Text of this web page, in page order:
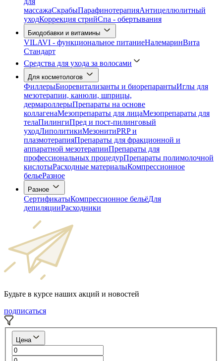
массажаСкрабыПарафинотерапияАнтицеллюлитный
уходКоррекция стрийСпа - обертывания
Биодобавки и витамины
VILAVI - функциональное питаниеНалемаринВита
Стандарт
Средства для ухода за волосами
Для косметологов
ФиллерыБиоревитализанты и биорепарантыИглы для
мезотерапии, канюли, шприцы,
дермароллерыПрепараты на основе
коллагенаМезопрепараты для лицаМезопрепараты для
телаПилингиПред и пост-пилинговый
уходЛиполитикиМезонитиPRP и
плазмотерапияПрепараты для фракционной и
аппаратной мезотерапииПрепараты для
профессиональных процедурПрепараты полимолочной
кислотыРасходные материалыКомпрессионное
бельеРазное
Разное
СертификатыКомпрессионное бельёДля
депиляцииРасходники
Будьте в курсе наших акций и новостей
подписаться
Цена